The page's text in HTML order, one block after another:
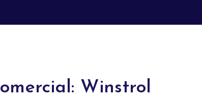
Winstrol